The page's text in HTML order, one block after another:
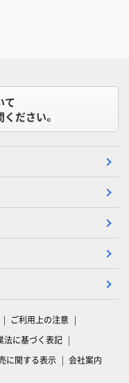
て
ださい。
ご利用上の注意
法に基づく表記
に関する表示 会社案内